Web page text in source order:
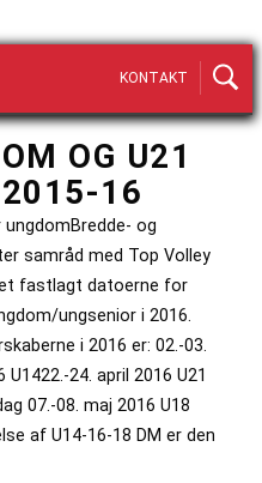
KONTAKT
OG U21
16
og
samråd med Top Volley
fastlagt datoerne for
ungsenior i 2016.
i 2016 er: 02.-03.
24. april 2016 U21
07.-08. maj 2016 U18
af U14-16-18 DM er den